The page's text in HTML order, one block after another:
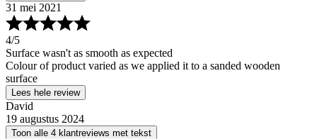
31 mei 2021
4/5
Surface wasn't as smooth as expected
Colour of product varied as we applied it to a sanded wooden
surface
Lees hele review
David
19 augustus 2024
Toon alle 4 klantreviews met tekst